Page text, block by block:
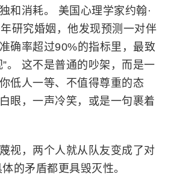
和消耗。 美国心理学家约翰·
研究婚姻，他发现预测一对伴
确率超过90%的指标里，最致
。 这不是普通的吵架，而是一
低人一等、不值得尊重的态
眼，一声冷笑，或是一句裹着
视，两个人就从队友变成了对
的矛盾都更具毁灭性。